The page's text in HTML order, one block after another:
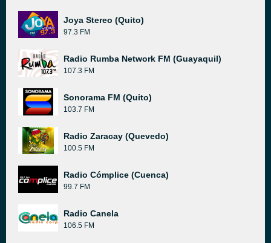
Joya Stereo (Quito)
97.3 FM
Radio Rumba Network FM (Guayaquil)
107.3 FM
Sonorama FM (Quito)
103.7 FM
Radio Zaracay (Quevedo)
100.5 FM
Radio Cómplice (Cuenca)
99.7 FM
Radio Canela
106.5 FM